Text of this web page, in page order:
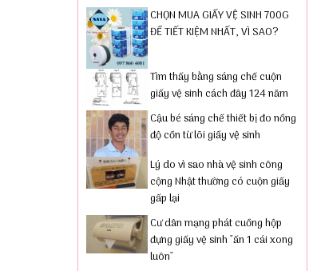
CHỌN MUA GIẤY VỆ SINH 700G
ĐỂ TIẾT KIỆM NHẤT, VÌ SAO?
Tìm thấy bằng sáng chế cuộn
giấy vệ sinh cách đây 124 năm
Cậu bé sáng chế thiết bị đo nồng
độ cồn từ lõi giấy vệ sinh
Lý do vì sao nhà vệ sinh công
cộng Nhật thường có cuộn giấy
gấp lại
Cư dân mạng phát cuồng hộp
đựng giấy vệ sinh "ấn 1 cái xong
luôn"